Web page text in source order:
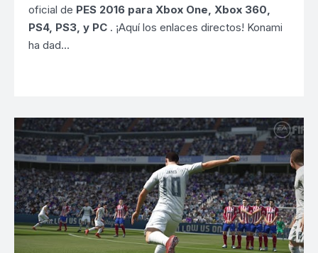
oficial de PES 2016 para Xbox One, Xbox 360,
PS4, PS3, y PC . ¡Aquí los enlaces directos! Konami
ha dad…